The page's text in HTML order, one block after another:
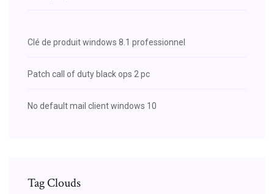
Clé de produit windows 8.1 professionnel
Patch call of duty black ops 2 pc
No default mail client windows 10
Tag Clouds